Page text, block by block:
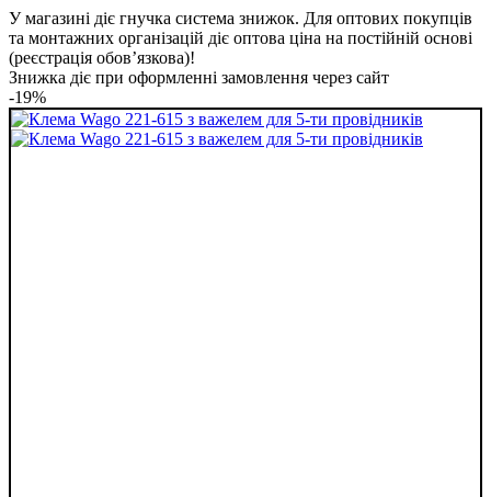
У магазині діє гнучка система знижок. Для оптових покупців
та монтажних організацій діє оптова ціна на постійній основі
(реєстрація обов’язкова)!
Знижка діє при оформленні замовлення через сайт
-19%